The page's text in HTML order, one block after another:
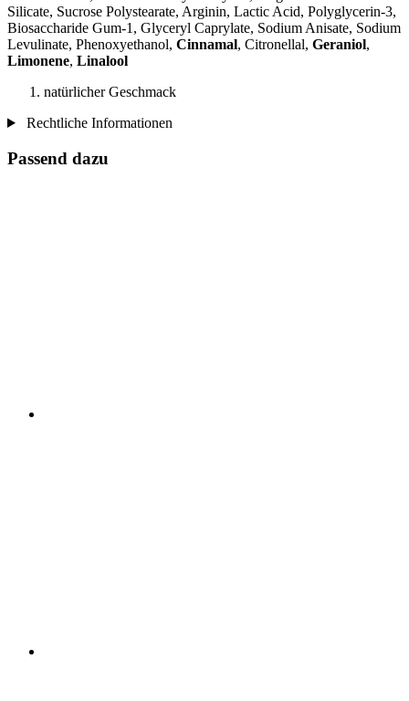
Silicate, Sucrose Polystearate, Arginin, Lactic Acid, Polyglycerin-3,
Biosaccharide Gum-1, Glyceryl Caprylate, Sodium Anisate, Sodium
Levulinate, Phenoxyethanol, Cinnamal, Citronellal, Geraniol,
Limonene, Linalool
natürlicher Geschmack
Rechtliche Informationen
Passend dazu